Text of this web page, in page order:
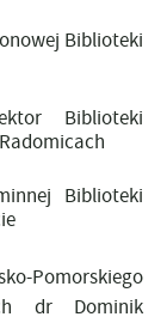
Biblioteki
Biblioteki
Biblioteki
Pomorskiego
dr Dominik